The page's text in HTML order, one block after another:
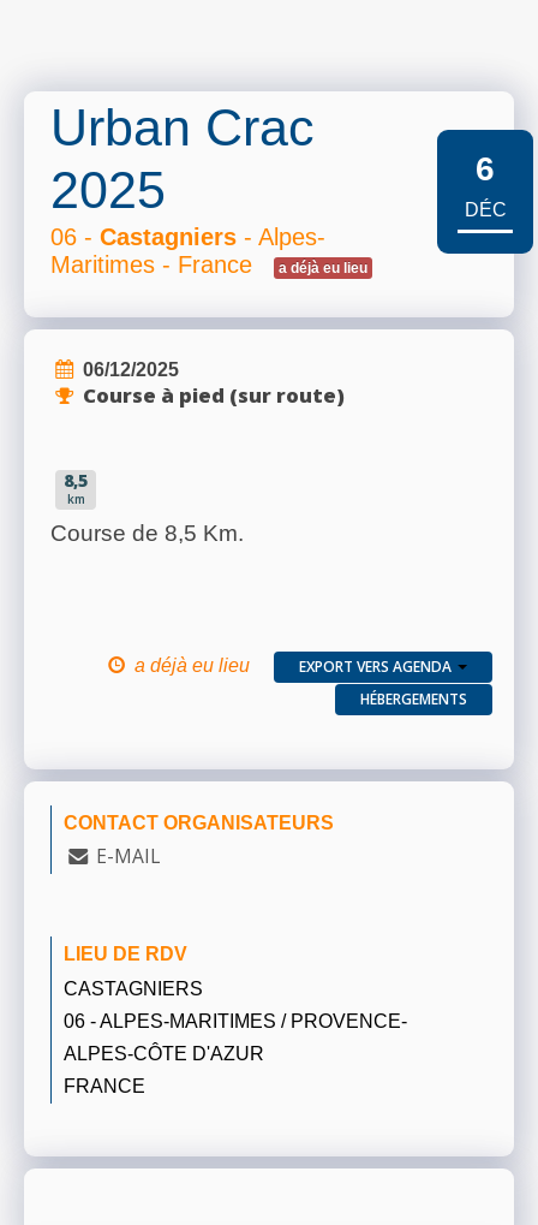
Urban Crac
2025
06 - Castagniers - Alpes-
Maritimes - France
a déjà eu lieu
6
DÉC
06/12/2025
Course à pied (sur route)
8,5
km
Course de 8,5 Km.
a déjà eu lieu
EXPORT VERS AGENDA
HÉBERGEMENTS
CONTACT ORGANISATEURS
E-MAIL
LIEU DE RDV
CASTAGNIERS
06 - ALPES-MARITIMES / PROVENCE-
ALPES-CÔTE D'AZUR
FRANCE